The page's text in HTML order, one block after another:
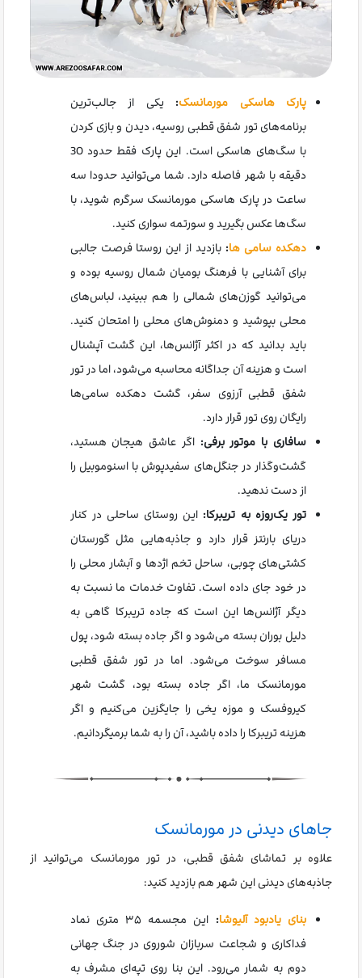
پارک هاسکی مورمانسک: یکی از جالب‌ترین
برنامه‌های تور شفق قطبی روسیه، دیدن و بازی کردن
با سگ‌های هاسکی است. این پارک فقط حدود 30
دقیقه با شهر فاصله دارد. شما می‌توانید حدودا سه
ساعت در پارک هاسکی مورمانسک سرگرم شوید، با
سگ‌ها عکس بگیرید و سورتمه سواری کنید.
دهکده سامی ها: بازدید از این روستا فرصت جالبی
برای آشنایی با فرهنگ بومیان شمال روسیه بوده و
می‌توانید گوزن‌های شمالی را هم ببینید، لباس‌های
محلی بپوشید و دمنوش‌های محلی را امتحان کنید.
باید بدانید که در اکثر آژانس‌ها، این گشت آپشنال
است و هزینه آن جداگانه محاسبه می‌شود، اما در تور
شفق قطبی آرزوی سفر، گشت دهکده سامی‌ها
رایگان روی تور قرار دارد.
سافاری با موتور برفی: اگر عاشق هیجان هستید،
گشت‌و‌گذار در جنگل‌های سفیدپوش با اسنوموبیل را
از دست ندهید.
تور یک‌روزه به تریبرکا: این روستای ساحلی در کنار
دریای بارنتز قرار دارد و جاذبه‌هایی مثل گورستان
کشتی‌های چوبی، ساحل تخم اژدها و آبشار محلی را
در خود جای داده است. تفاوت خدمات ما نسبت به
دیگر آژانس‌ها این است که جاده تریبرکا گاهی به
دلیل بوران بسته می‌شود و اگر جاده بسته شود، پول
مسافر سوخت می‌شود. اما در تور شفق قطبی
مورمانسک ما، اگر جاده بسته بود، گشت شهر
کیروفسک و موزه یخی را جایگزین می‌کنیم و اگر
هزینه تریبرکا را داده باشید، آن را به شما برمیگردانیم.
جاهای دیدنی در مورمانسک
علاوه بر تماشای شفق قطبی، در تور مورمانسک می‌توانید از
جاذبه‌های دیدنی این شهر هم بازدید کنید:
بنای یادبود آلیوشا:
این مجسمه ۳۵ متری نماد
فداکاری و شجاعت سربازان شوروی در جنگ جهانی
دوم به شمار می‌رود. این بنا روی تپه‌ای مشرف به